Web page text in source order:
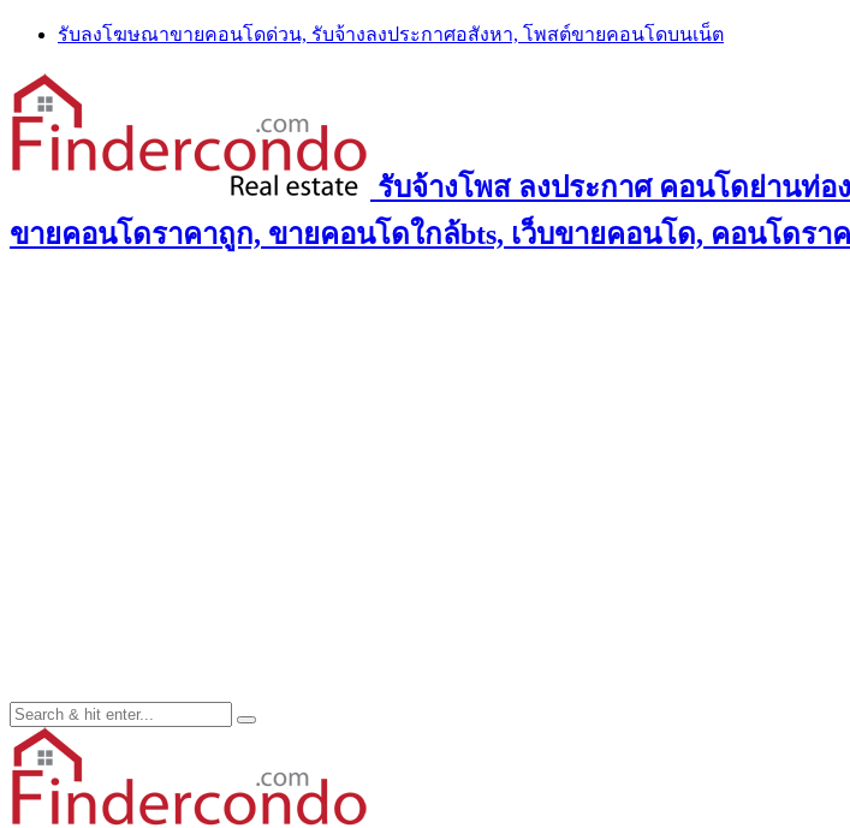
Skip
content
รับลงโฆษณาขายคอนโดด่วน, รับจ้างลงประกาศอสังหา, โพสต์ขายคอนโดบนเน็ต
รับจ้างโพส ลงประกาศ คอนโดย่านท่
ขายคอนโดราคาถูก, ขายคอนโดใกล้bts, เว็บขายคอนโด, คอนโดรา